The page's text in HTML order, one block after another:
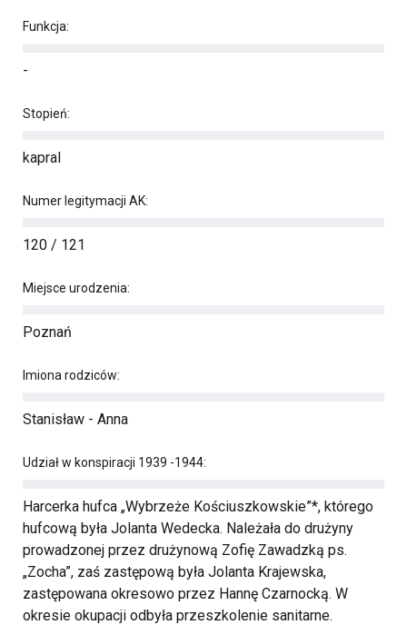
Funkcja:
-
Stopień:
kapral
Numer legitymacji AK:
120 / 121
Miejsce urodzenia:
Poznań
Imiona rodziców:
Stanisław - Anna
Udział w konspiracji 1939 -1944:
Harcerka hufca „Wybrzeże Kościuszkowskie”*, którego
hufcową była Jolanta Wedecka. Należała do drużyny
prowadzonej przez drużynową Zofię Zawadzką ps.
„Zocha”, zaś zastępową była Jolanta Krajewska,
zastępowana okresowo przez Hannę Czarnocką. W
okresie okupacji odbyła przeszkolenie sanitarne.